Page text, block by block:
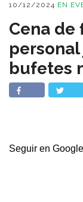
10/12/2024 EN
Cena de
bufetes
Seguir en